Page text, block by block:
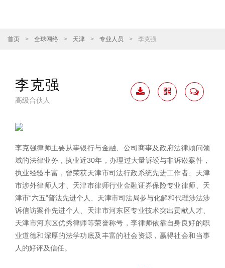
首页 > 全球网络 > 天津 > 专业人员 > 李克强
李克强
高级合伙人
李克强律师主要从事银行与金融、公司商事及政府法律顾问领
域的法律业务，执业近30年，办理过大量诉讼与非诉讼案件，
执业经验丰富，曾荣获天津市司法行政系统先进工作者、天津
市涉外律师人才、天津市律师行业金融证券保险专业律师、天
津市“六五”普法先进个人、天津市司法局参与化解和代理涉法涉
诉信访案件先进个人、天津市河东区专业技术突出贡献人才、
天津市河东区优秀律师等荣誉称号，李律师依靠自身良好的职
业道德和深厚的法学功底及丰富的社会资源，赢得社会和当事
人的好评及信任。